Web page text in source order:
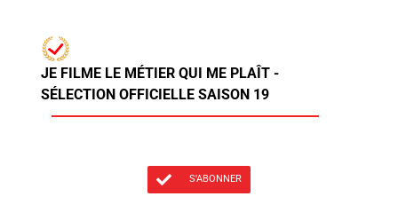
JE FILME LE MÉTIER QUI ME PLAÎT -
SÉLECTION OFFICIELLE SAISON 19
S'ABONNER